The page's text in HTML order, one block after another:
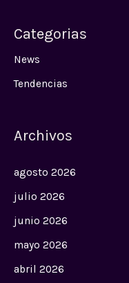
Categorias
News
Tendencias
Archivos
agosto 2026
julio 2026
junio 2026
mayo 2026
abril 2026